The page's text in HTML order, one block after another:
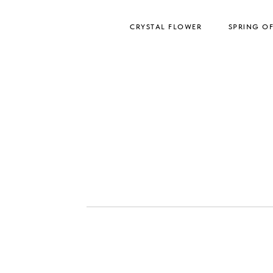
CRYSTAL FLOWER SPRING